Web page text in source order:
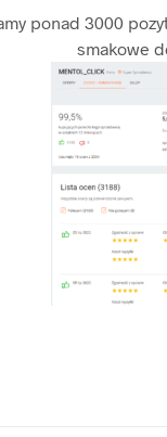
ponad 3000
smakowe